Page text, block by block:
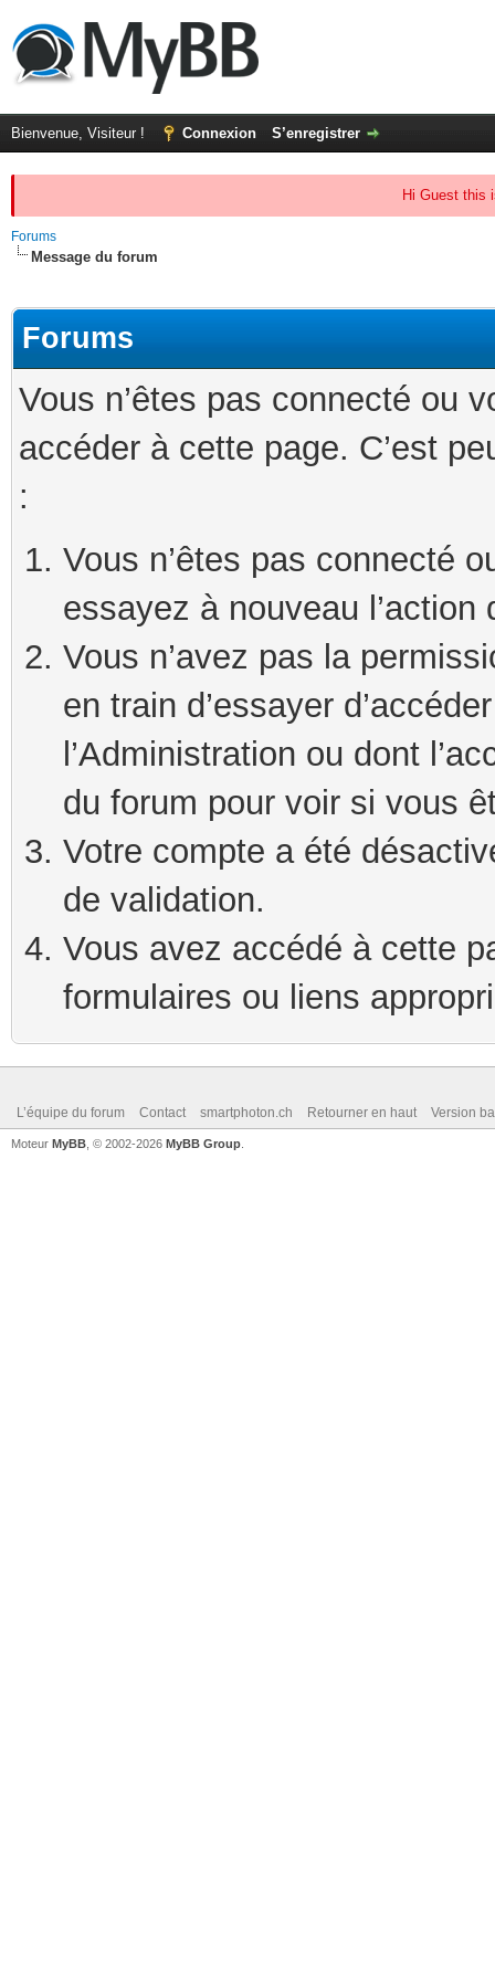
Bienvenue, Visiteur ! Connexion S’enregistrer
Hi Guest this
Forums
Message du forum
Forums
Vous n’êtes pas connecté ou
accéder à cette page. C’est
:
Vous n’êtes pas connecté
essayez à nouveau
Vous n’avez pas la
en train d’essayer
l’Administration ou dont
du forum pour voir si vous
Votre compte a été
de validation.
Vous avez accédé à cette
formulaires ou liens
L’équipe du forum Contact smartphoton.ch Retourner en haut Version
Moteur MyBB , © 2002-2026 MyBB Group